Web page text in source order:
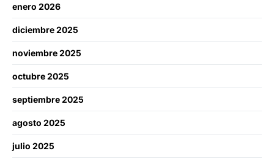
enero 2026
diciembre 2025
noviembre 2025
octubre 2025
septiembre 2025
agosto 2025
julio 2025